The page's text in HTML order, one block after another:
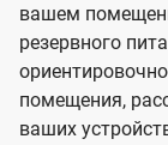
вашем
резервного
помещения,
ваших